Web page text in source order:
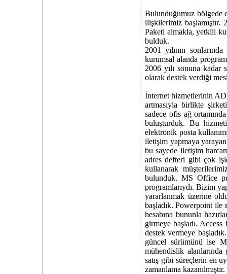
Bulunduğumuz bölgede
ilişkilerimiz
Paketi almakla, yetkili
bulduk.
2001 yılının
kurumsal alanda
2006 yılı sonuna kadar
olarak destek verdiği
İnternet hizmetlerinin
artmasıyla birlikte
sadece ofis ağ
buluşturduk. Bu
elektronik posta
iletişim yapmaya
bu sayede iletişim
adres defteri gibi çok
kullanarak
bulunduk. MS Office
programlarıydı. Bizim
yararlanmak üzerine
başladık. Powerpoint ile
hesabına bununla
girmeye başladı.
destek vermeye
güncel sürümünü ise
mühendislik
satış gibi süreçlerin en
zamanlama kazanılmıştır.